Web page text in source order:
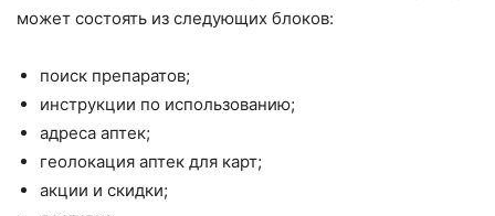
может состоять из следующих блоков:
поиск препаратов;
инструкции по использованию;
адреса аптек;
геолокация аптек для карт;
акции и скидки;